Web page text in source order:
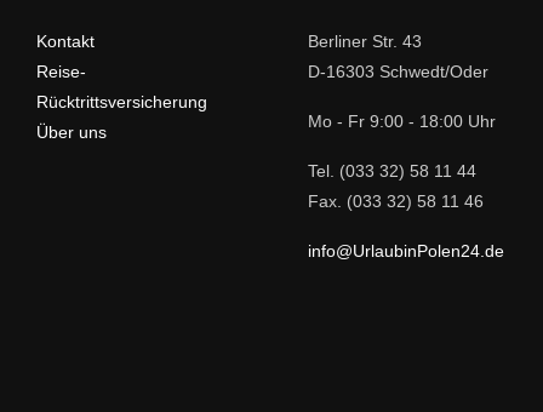
Kontakt
Reise-
Rücktrittsversicherung
Über uns
Berliner Str. 43
D-16303 Schwedt/Oder
Mo - Fr 9:00 - 18:00 Uhr
Tel. (033 32) 58 11 44
Fax. (033 32) 58 11 46
info@UrlaubinPolen24.de